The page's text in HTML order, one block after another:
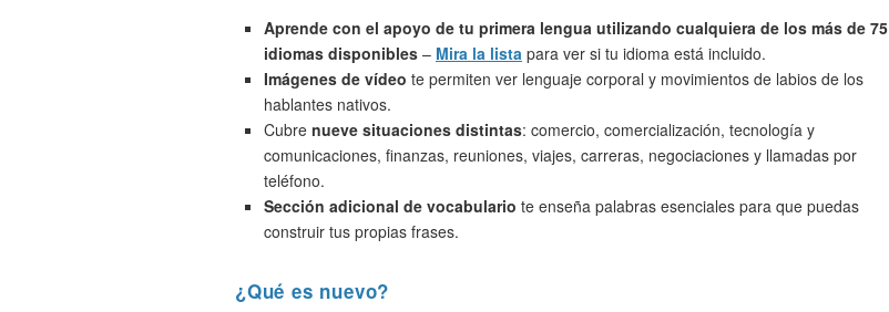
Aprende con el apoyo de tu primera lengua utilizando cualquiera de los más de 75
idiomas disponibles – Mira la lista para ver si tu idioma está incluido.
Imágenes de vídeo te permiten ver lenguaje corporal y movimientos de labios de los
hablantes nativos.
Cubre nueve situaciones distintas: comercio, comercialización, tecnología y
comunicaciones, finanzas, reuniones, viajes, carreras, negociaciones y llamadas por
teléfono.
Sección adicional de vocabulario te enseña palabras esenciales para que puedas
construir tus propias frases.
¿Qué es nuevo?